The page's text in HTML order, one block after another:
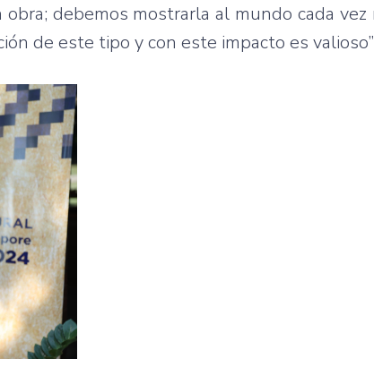
debemos mostrarla al mundo cada
de este tipo y con este impacto es